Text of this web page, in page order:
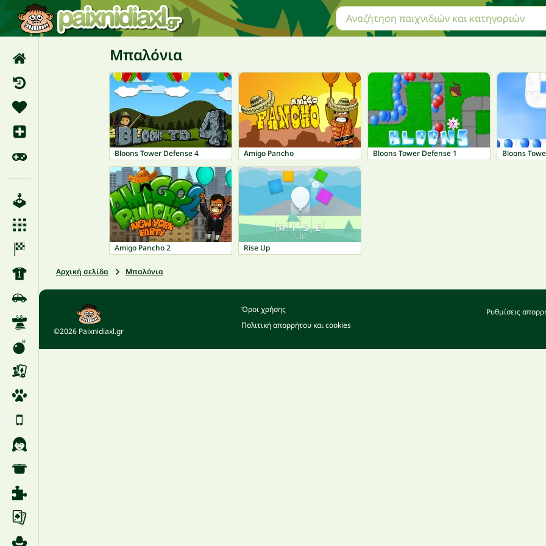
Μπαλόνια
Bloons Tower Defense 4 Amigo Pancho Bloons Tower Defense 1 Bloons
Amigo Pancho 2 Rise Up
Αρχική σελίδα Μπαλόνια
©2026 Paixnidiaxl.gr
Όροι χρήσης
Πολιτική απορρήτου και cookies
Ρυθμίσεις